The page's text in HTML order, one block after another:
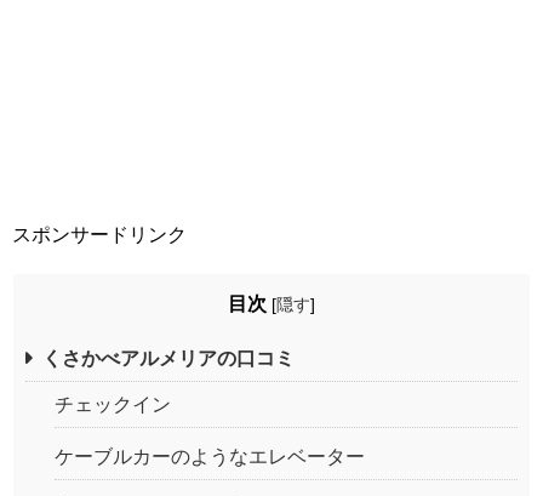
スポンサードリンク
目次 [隠す]
くさかべアルメリアの口コミ
チェックイン
ケーブルカーのようなエレベーター